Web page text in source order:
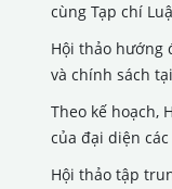
cùng Tạp chí
Hội thảo hướng
và chính sách
Theo kế hoạch,
của đại diện
Hội thảo tập